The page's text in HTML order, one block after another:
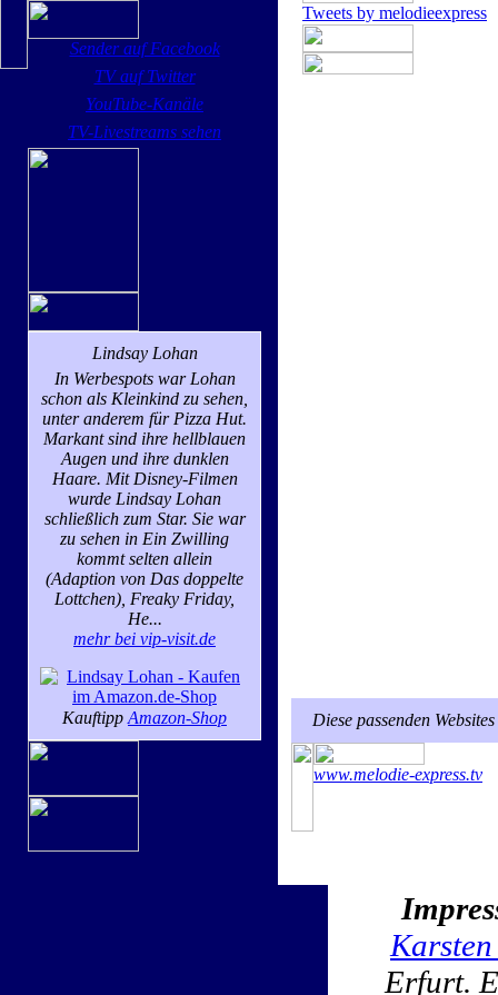
Sender auf Facebook
TV auf Twitter
YouTube-Kanäle
TV-Livestreams sehen
Lindsay Lohan
In Werbespots war Lohan
schon als Kleinkind zu sehen,
unter anderem für Pizza Hut.
Markant sind ihre hellblauen
Augen und ihre dunklen
Haare. Mit Disney-Filmen
wurde Lindsay Lohan
schließlich zum Star. Sie war
zu sehen in Ein Zwilling
kommt selten allein
(Adaption von Das doppelte
Lottchen), Freaky Friday,
He...
mehr bei vip-visit.de
Kauftipp Amazon-Shop
Tweets by melodieexpress
Diese passenden
www.melodie-express.tv
Erfurt.